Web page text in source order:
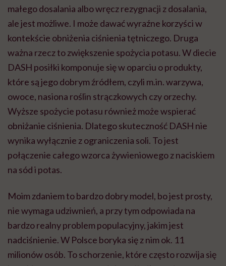
małego dosalania albo wręcz rezygnacji z dosalania,
ale jest możliwe. I może dawać wyraźne korzyści w
kontekście obniżenia ciśnienia tętniczego. Druga
ważna rzecz to zwiększenie spożycia potasu. W diecie
DASH posiłki komponuje się w oparciu o produkty,
które są jego dobrym źródłem, czyli m.in. warzywa,
owoce, nasiona roślin strączkowych czy orzechy.
Wyższe spożycie potasu również może wspierać
obniżanie ciśnienia. Dlatego skuteczność DASH nie
wynika wyłącznie z ograniczenia soli. To jest
połączenie całego wzorca żywieniowego z naciskiem
na sód i potas.
Moim zdaniem to bardzo dobry model, bo jest prosty,
nie wymaga udziwnień, a przy tym odpowiada na
bardzo realny problem populacyjny, jakim jest
nadciśnienie. W Polsce boryka się z nim ok. 11
milionów osób. To schorzenie, które często rozwija się